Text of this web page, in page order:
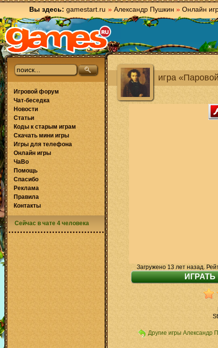
Вы здесь: gamestart.ru » Александр Пушкин » Онлайн
игра
Загружено 13 лет назад.
Другие игры Александр
Игровой форум
Чат-беседка
Новости
Статьи
Коды к старым играм
Скачать мини игры
Игры для телефона
Онлайн игры
ЧаВо
Помощь
Спасибо
Реклама
Правила
Контакты
Сейчас в чате 4 человека